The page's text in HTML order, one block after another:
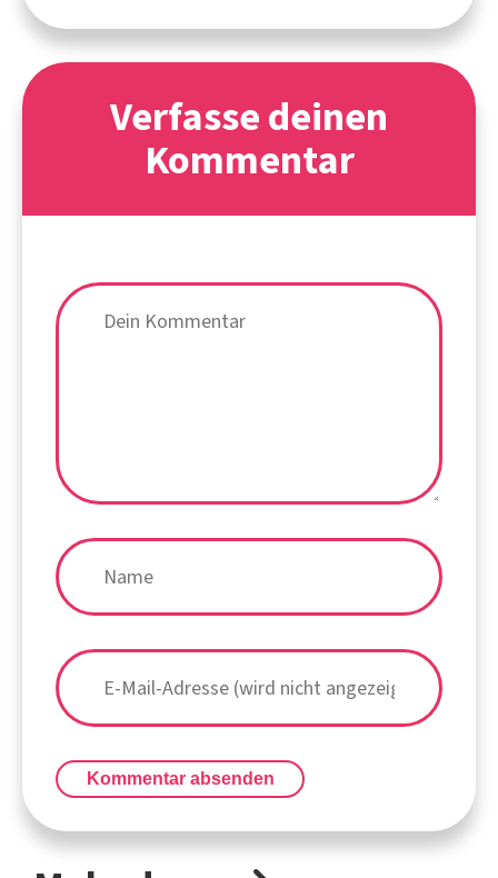
Verfasse deinen
Kommentar
Kommentar absenden